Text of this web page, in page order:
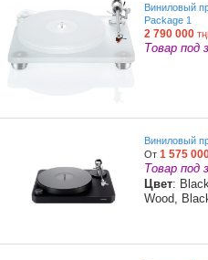
Виниловый
Package 1
2 790 000
Товар под
Виниловый
От 1 575
Товар под
Цвет:
Wood,